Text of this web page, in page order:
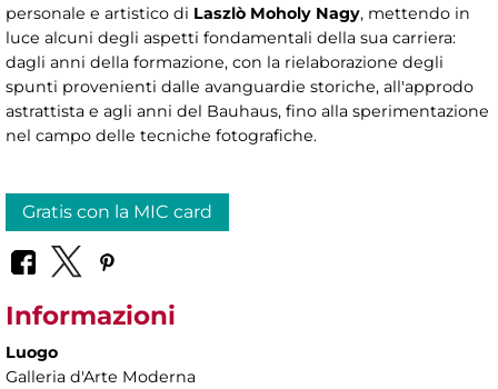
personale e artistico di Laszlò Moholy Nagy, mettendo in
luce alcuni degli aspetti fondamentali della sua carriera:
dagli anni della formazione, con la rielaborazione degli
spunti provenienti dalle avanguardie storiche, all'approdo
astrattista e agli anni del Bauhaus, fino alla sperimentazione
nel campo delle tecniche fotografiche.
Gratis con la MIC card
Informazioni
Luogo
Galleria d'Arte Moderna